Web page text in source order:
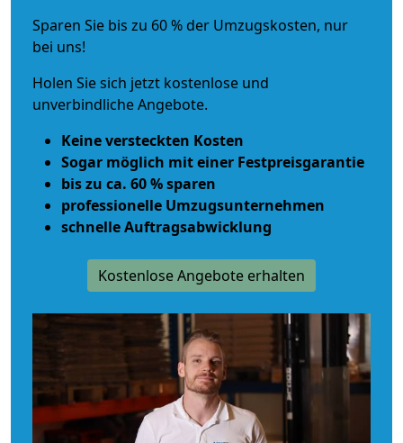
Sparen Sie bis zu 60 % der Umzugskosten, nur
bei uns!
Holen Sie sich jetzt kostenlose und
unverbindliche Angebote.
Keine versteckten Kosten
Sogar möglich mit einer Festpreisgarantie
bis zu ca. 60 % sparen
professionelle Umzugsunternehmen
schnelle Auftragsabwicklung
Kostenlose Angebote erhalten